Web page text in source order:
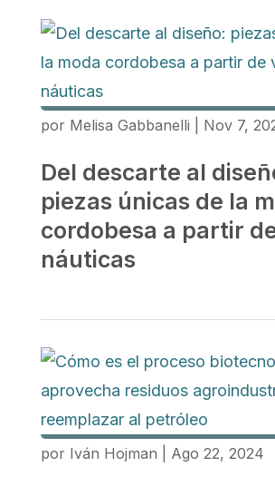
por Melisa Gabbanelli Nov 7,
Del descarte al
piezas únicas de la
cordobesa a partir
náuticas
por Iván Hojman Ago 22, 2024